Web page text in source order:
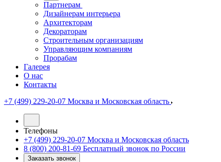
Партнерам
Дизайнерам интерьера
Архитекторам
Декораторам
Строительным организациям
Управляющим компаниям
Прорабам
Галерея
О нас
Контакты
+7 (499) 229-20-07 Москва и Московская область
Телефоны
+7 (499) 229-20-07 Москва и Московская область
8 (800) 200-81-69 Бесплатный звонок по России
Заказать звонок